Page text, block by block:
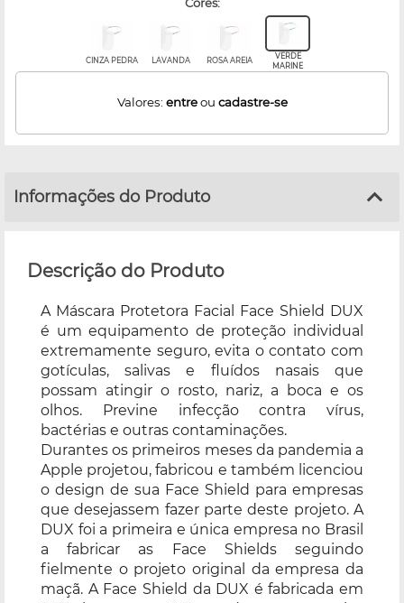
CINZA PEDRA LAVANDA ROSA AREIA
VERDE
MARINE
Valores: entreou cadastre-se
Informações do Produto
Descrição do Produto
A Máscara Protetora Facial Face Shield DUX
é um equipamento de proteção individual
extremamente seguro, evita o contato com
gotículas, salivas e fluídos nasais que
possam atingir o rosto, nariz, a boca e os
olhos. Previne infecção contra vírus,
bactérias e outras contaminações.
Durantes os primeiros meses da pandemia a
Apple projetou, fabricou e também licenciou
o design de sua Face Shield para empresas
que desejassem fazer parte deste projeto. A
DUX foi a primeira e única empresa no Brasil
a fabricar as Face Shields seguindo
fielmente o projeto original da empresa da
maçã. A Face Shield da DUX é fabricada em